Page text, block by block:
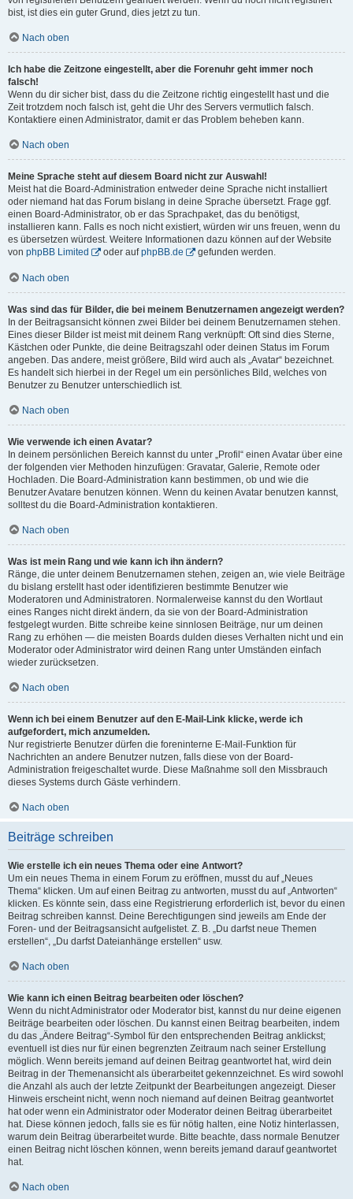
bist, ist dies ein guter Grund, dies jetzt zu tun.
Nach oben
Ich habe die Zeitzone eingestellt, aber die Forenuhr geht immer noch
falsch!
Wenn du dir sicher bist, dass du die Zeitzone richtig eingestellt hast und die
Zeit trotzdem noch falsch ist, geht die Uhr des Servers vermutlich falsch.
Kontaktiere einen Administrator, damit er das Problem beheben kann.
Nach oben
Meine Sprache steht auf diesem Board nicht zur Auswahl!
Meist hat die Board-Administration entweder deine Sprache nicht installiert
oder niemand hat das Forum bislang in deine Sprache übersetzt. Frage ggf.
einen Board-Administrator, ob er das Sprachpaket, das du benötigst,
installieren kann. Falls es noch nicht existiert, würden wir uns freuen, wenn du
es übersetzen würdest. Weitere Informationen dazu können auf der Website
von phpBB Limited oder aufphpBB.de gefunden werden.
Nach oben
Was sind das für Bilder, die bei meinem Benutzernamen angezeigt werden?
In der Beitragsansicht können zwei Bilder bei deinem Benutzernamen stehen.
Eines dieser Bilder ist meist mit deinem Rang verknüpft: Oft sind dies Sterne,
Kästchen oder Punkte, die deine Beitragszahl oder deinen Status im Forum
angeben. Das andere, meist größere, Bild wird auch als „Avatar“ bezeichnet.
Es handelt sich hierbei in der Regel um ein persönliches Bild, welches von
Benutzer zu Benutzer unterschiedlich ist.
Nach oben
Wie verwende ich einen Avatar?
In deinem persönlichen Bereich kannst du unter „Profil“ einen Avatar über eine
der folgenden vier Methoden hinzufügen: Gravatar, Galerie, Remote oder
Hochladen. Die Board-Administration kann bestimmen, ob und wie die
Benutzer Avatare benutzen können. Wenn du keinen Avatar benutzen kannst,
solltest du die Board-Administration kontaktieren.
Nach oben
Was ist mein Rang und wie kann ich ihn ändern?
Ränge, die unter deinem Benutzernamen stehen, zeigen an, wie viele Beiträge
du bislang erstellt hast oder identifizieren bestimmte Benutzer wie
Moderatoren und Administratoren. Normalerweise kannst du den Wortlaut
eines Ranges nicht direkt ändern, da sie von der Board-Administration
festgelegt wurden. Bitte schreibe keine sinnlosen Beiträge, nur um deinen
Rang zu erhöhen — die meisten Boards dulden dieses Verhalten nicht und ein
Moderator oder Administrator wird deinen Rang unter Umständen einfach
wieder zurücksetzen.
Nach oben
Wenn ich bei einem Benutzer auf den E-Mail-Link klicke, werde ich
aufgefordert, mich anzumelden.
Nur registrierte Benutzer dürfen die foreninterne E-Mail-Funktion für
Nachrichten an andere Benutzer nutzen, falls diese von der Board-
Administration freigeschaltet wurde. Diese Maßnahme soll den Missbrauch
dieses Systems durch Gäste verhindern.
Nach oben
Beiträge schreiben
Wie erstelle ich ein neues Thema oder eine Antwort?
Um ein neues Thema in einem Forum zu eröffnen, musst du auf „Neues
Thema“ klicken. Um auf einen Beitrag zu antworten, musst du auf „Antworten“
klicken. Es könnte sein, dass eine Registrierung erforderlich ist, bevor du einen
Beitrag schreiben kannst. Deine Berechtigungen sind jeweils am Ende der
Foren- und der Beitragsansicht aufgelistet. Z. B. „Du darfst neue Themen
erstellen“, „Du darfst Dateianhänge erstellen“ usw.
Nach oben
Wie kann ich einen Beitrag bearbeiten oder löschen?
Wenn du nicht Administrator oder Moderator bist, kannst du nur deine eigenen
Beiträge bearbeiten oder löschen. Du kannst einen Beitrag bearbeiten, indem
du das „Ändere Beitrag“-Symbol für den entsprechenden Beitrag anklickst;
eventuell ist dies nur für einen begrenzten Zeitraum nach seiner Erstellung
möglich. Wenn bereits jemand auf deinen Beitrag geantwortet hat, wird dein
Beitrag in der Themenansicht als überarbeitet gekennzeichnet. Es wird sowohl
die Anzahl als auch der letzte Zeitpunkt der Bearbeitungen angezeigt. Dieser
Hinweis erscheint nicht, wenn noch niemand auf deinen Beitrag geantwortet
hat oder wenn ein Administrator oder Moderator deinen Beitrag überarbeitet
hat. Diese können jedoch, falls sie es für nötig halten, eine Notiz hinterlassen,
warum dein Beitrag überarbeitet wurde. Bitte beachte, dass normale Benutzer
einen Beitrag nicht löschen können, wenn bereits jemand darauf geantwortet
hat.
Nach oben